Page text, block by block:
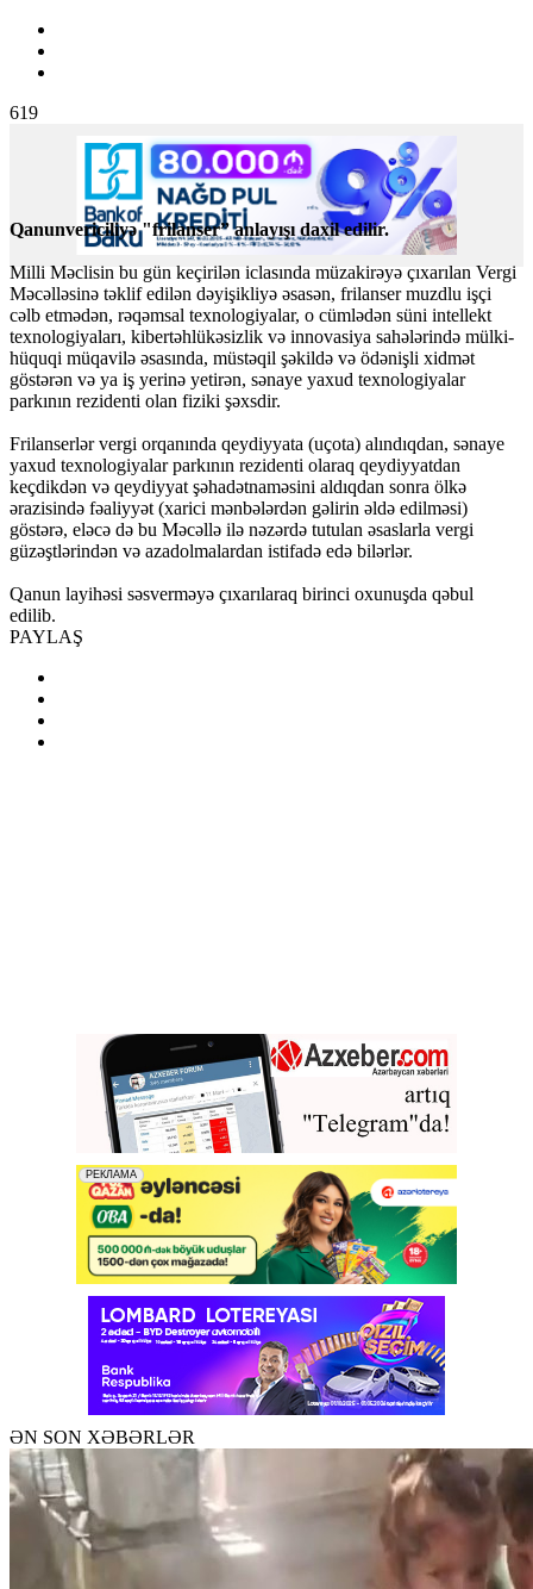
619
Qanunvericiliyə "frilanser” anlayışı daxil edilir.
Milli Məclisin bu gün keçirilən iclasında müzakirəyə çıxarılan Vergi
Məcəlləsinə təklif edilən dəyişikliyə əsasən, frilanser muzdlu işçi
cəlb etmədən, rəqəmsal texnologiyalar, o cümlədən süni intellekt
texnologiyaları, kibertəhlükəsizlik və innovasiya sahələrində mülki-
hüquqi müqavilə əsasında, müstəqil şəkildə və ödənişli xidmət
göstərən və ya iş yerinə yetirən, sənaye yaxud texnologiyalar
parkının rezidenti olan fiziki şəxsdir.
Frilanserlər vergi orqanında qeydiyyata (uçota) alındıqdan, sənaye
yaxud texnologiyalar parkının rezidenti olaraq qeydiyyatdan
keçdikdən və qeydiyyat şəhadətnaməsini aldıqdan sonra ölkə
ərazisində fəaliyyət (xarici mənbələrdən gəlirin əldə edilməsi)
göstərə, eləcə də bu Məcəllə ilə nəzərdə tutulan əsaslarla vergi
güzəştlərindən və azadolmalardan istifadə edə bilərlər.
Qanun layihəsi səsverməyə çıxarılaraq birinci oxunuşda qəbul
edilib.
PAYLAŞ
ƏN SON XƏBƏRLƏR